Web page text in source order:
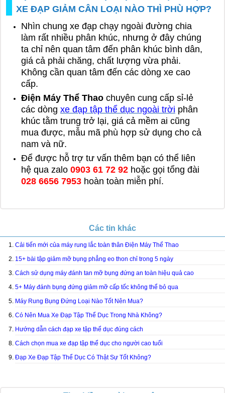
XE ĐẠP GIẢM CÂN LOẠI NÀO THÌ PHÙ HỢP?
Nhìn chung xe đạp chạy ngoài đường chia
làm rất nhiều phân khúc, nhưng ở đây chúng
ta chỉ nên quan tâm đến phân khúc bình dân,
giá cả phải chăng, chất lượng vừa phải.
Không cần quan tâm đến các dòng xe cao
cấp.
Điện Máy Thể Thao chuyên cung cấp sỉ-lẻ
các dòng xe đạp tập thể dục ngoài trời phân
khúc tằm trung trở lại, giá cả mềm ai cũng
mua được, mẫu mã phù hợp sử dụng cho cả
nam và nữ.
Để được hỗ trợ tư vấn thêm bạn có thể liên
hệ qua zalo 0903 61 72 92 hoặc gọi tổng đài
028 6656 7953 hoàn toàn miễn phí.
Các tin khác
Cải tiến mới của máy rung lắc toàn thân Điện Máy Thể Thao
15+ bài tập giảm mỡ bụng phẳng eo thon chỉ trong 5 ngày
Cách sử dụng máy đánh tan mỡ bụng đứng an toàn hiệu quả cao
5+ Máy đánh bụng đứng giảm mỡ cấp tốc không thể bỏ qua
Máy Rung Bụng Đứng Loại Nào Tốt Nên Mua?
Có Nên Mua Xe Đạp Tập Thể Dục Trong Nhà Không?
Hướng dẫn cách đạp xe tập thể dục đúng cách
Cách chọn mua xe đạp tập thể dục cho người cao tuổi
Đạp Xe Đạp Tập Thể Dục Có Thật Sự Tốt Không?